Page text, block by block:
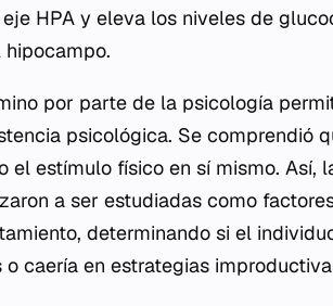
HPA y eleva los niveles de
por parte de la psicología
psicológica. Se comprendió
el estímulo físico en sí mismo. Así,
a ser estudiadas como
determinando si el
caería en estrategias